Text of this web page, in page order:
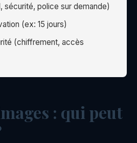
sécurité, police sur demande)
(ex: 15 jours)
(chiffrement, accès
: qui peut